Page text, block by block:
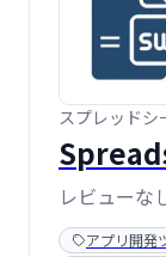
スプレッドシ
レビューな
アプリ開発